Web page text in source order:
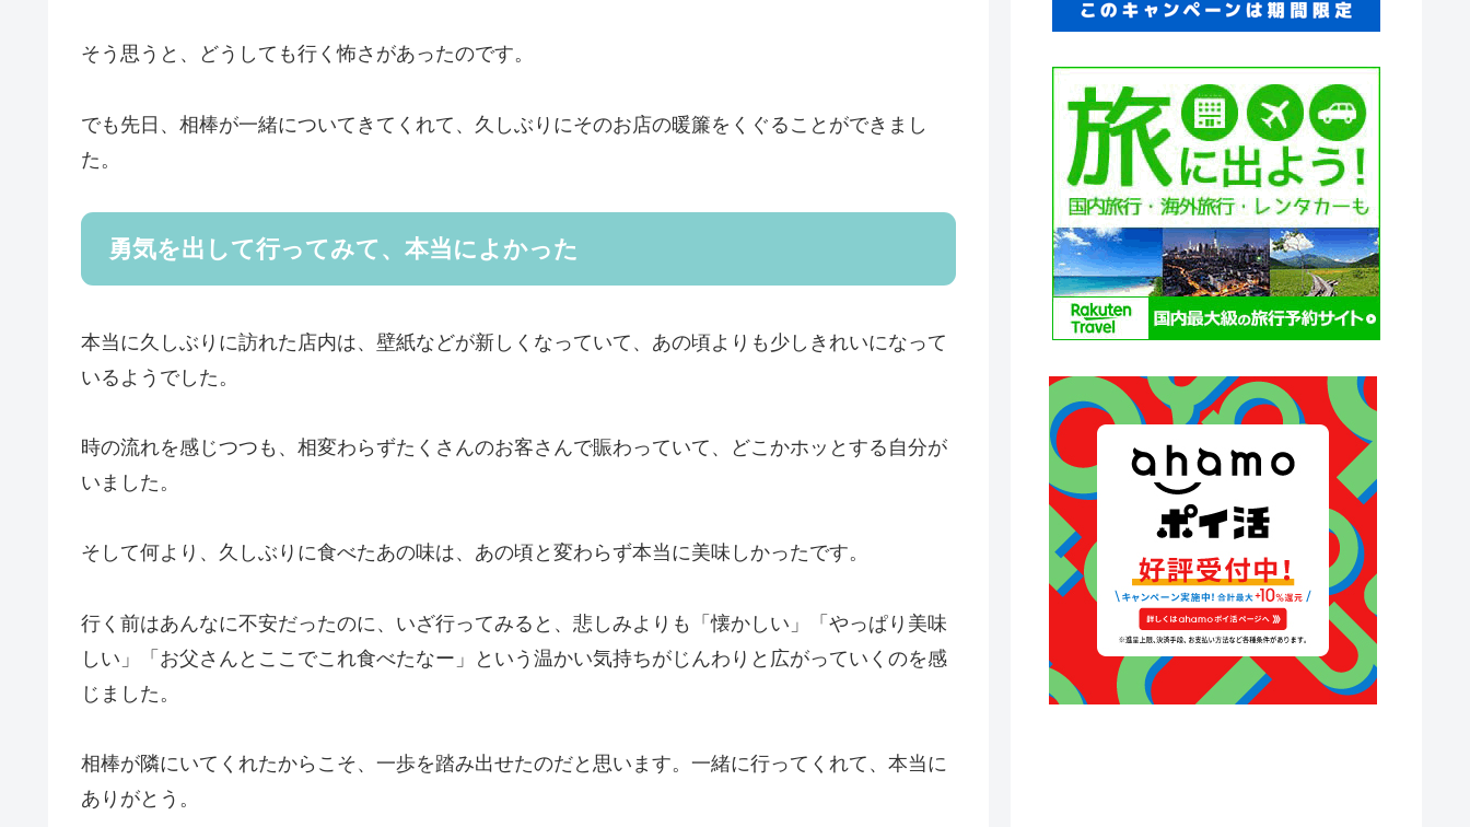
そう思うと、どうしても行く怖さがあったのです。
でも先日、相棒が一緒についてきてくれて、久しぶりにそのお店の暖簾をくぐることができまし
た。
勇気を出して行ってみて、本当によかった
本当に久しぶりに訪れた店内は、壁紙などが新しくなっていて、あの頃よりも少しきれいになって
いるようでした。
時の流れを感じつつも、相変わらずたくさんのお客さんで賑わっていて、どこかホッとする自分が
いました。
そして何より、久しぶりに食べたあの味は、あの頃と変わらず本当に美味しかったです。
行く前はあんなに不安だったのに、いざ行ってみると、悲しみよりも「懐かしい」「やっぱり美味
しい」「お父さんとここでこれ食べたなー」という温かい気持ちがじんわりと広がっていくのを感
じました。
相棒が隣にいてくれたからこそ、一歩を踏み出せたのだと思います。一緒に行ってくれて、本当に
ありがとう。